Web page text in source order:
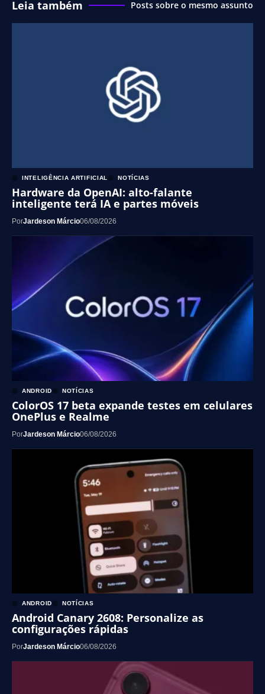
Leia também Posts sobre o mesmo assunto
INTELIGÊNCIA ARTIFICIAL NOTÍCIAS
Hardware da OpenAI: alto-falante
inteligente terá IA e partes móveis
PorJardeson Márcio06/08/2026
ANDROID NOTÍCIAS
ColorOS 17 beta expande testes em celulares
OnePlus e Realme
PorJardeson Márcio06/08/2026
ANDROID NOTÍCIAS
Android Canary 2608: Personalize as
configurações rápidas
PorJardeson Márcio06/08/2026